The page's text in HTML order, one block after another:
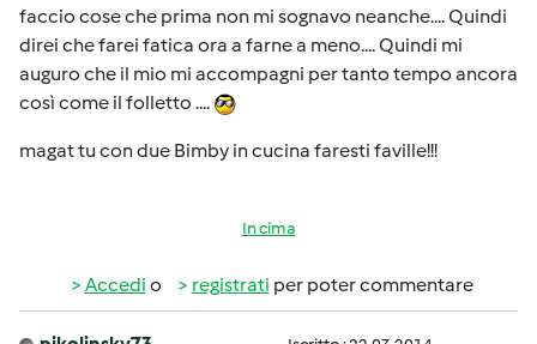
faccio cose che prima non mi sognavo neanche.... Quindi
direi che farei fatica ora a farne a meno.... Quindi mi
auguro che il mio mi accompagni per tanto tempo ancora
così come il folletto ....
magat tu con due Bimby in cucina faresti faville!!!
In cima
Accedi o registrati per poter commentare